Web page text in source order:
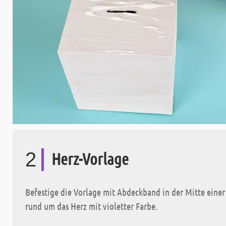
2 Herz-Vorlage
Befestige die Vorlage mit Abdeckband in der Mitte
rund um das Herz mit violetter Farbe.